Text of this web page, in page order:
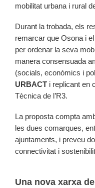
mobilitat urbana i rural
Durant la trobada, els
remarcar que Osona i
per ordenar la seva
manera consensuada
(socials, econòmics i
URBACT i replicant en
Tècnica de l’R3.
La proposta compta
les dues comarques,
ajuntaments, i preveu
connectivitat i
Una nova xarxa